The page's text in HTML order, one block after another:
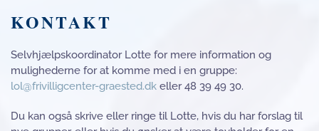
KONTAKT
Selvhjælpskoordinator Lotte for mere information og
mulighederne for at komme med i en gruppe:
lol@frivilligcenter-graested.dk eller 48 39 49 30.
Du kan også skrive eller ringe til Lotte, hvis du har forslag til